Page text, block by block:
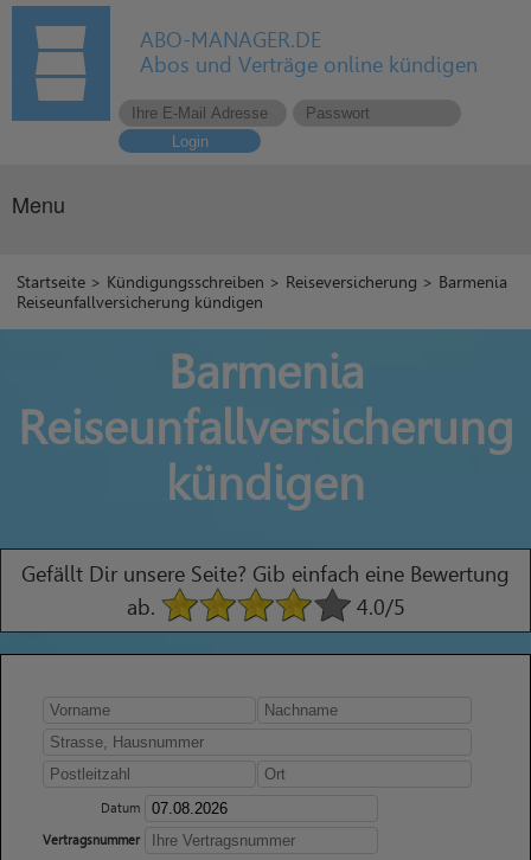
ABO-MANAGER.DE
Abos und Verträge online kündigen
Login
Menu
Startseite > Kündigungsschreiben > Reiseversicherung > Barmenia
Reiseunfallversicherung kündigen
Barmenia
Reiseunfallversicherung
kündigen
Gefällt Dir unsere Seite? Gib einfach eine Bewertung
ab.
4.0/5
Datum
Vertragsnummer